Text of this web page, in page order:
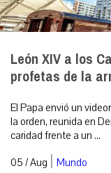
León XIV a los
profetas de la
El Papa envió un
la orden, reunida en
caridad frente a un ...
05 / Aug | Mundo